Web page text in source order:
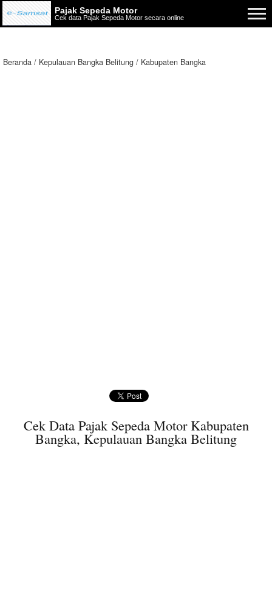
Pajak Sepeda Motor
Cek data Pajak Sepeda Motor secara online
Beranda Kepulauan Bangka Belitung Kabupaten Bangka
Cek Data Pajak Sepeda Motor Kabupaten
Bangka, Kepulauan Bangka Belitung